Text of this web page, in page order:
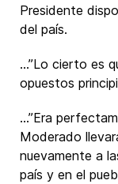
Presidente
del país.
…”Lo cierto es
opuestos
…”Era
Moderado
nuevamente a
país y en el